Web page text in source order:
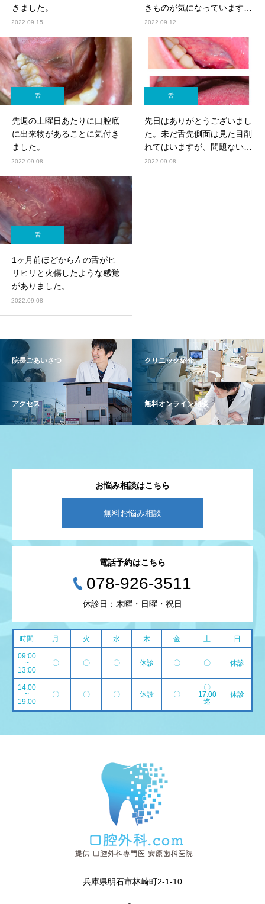
きました。
2022.09.15
きものが気になっています
(画像添付)。
2022.09.12
舌
先週の土曜日あたりに口腔底
に出来物があることに気付き
ました。
2022.09.08
舌
先日はありがとうございまし
た。未だ舌先側面は見た目削
れてはいますが、問題ないと
の事でとても安心しました。
2022.09.08
舌
1ヶ月前ほどから左の舌がヒ
リヒリと火傷したような感覚
がありました。
2022.09.08
院長ごあいさつ クリニック紹介
アクセス 無料オンライン相談
お悩み相談はこちら
無料お悩み相談
電話予約はこちら
078-926-3511
休診日：木曜・日曜・祝日
時間 月 火 水 木 金 土 日
09:00
~
13:00
〇 〇 〇 休診 〇 〇 休診
14:00
~
19:00
〇 〇 〇 休診 〇
〇
17:00
迄
休診
兵庫県明石市林崎町2-1-10